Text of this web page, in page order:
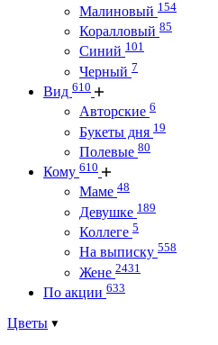
Малиновый 154
Коралловый 85
Синий 101
Черный 7
Вид 610
Авторские 6
Букеты дня 19
Полевые 80
Кому 610
Маме 48
Девушке 189
Коллеге 5
На выписку 558
Жене 2431
По акции 633
Цветы